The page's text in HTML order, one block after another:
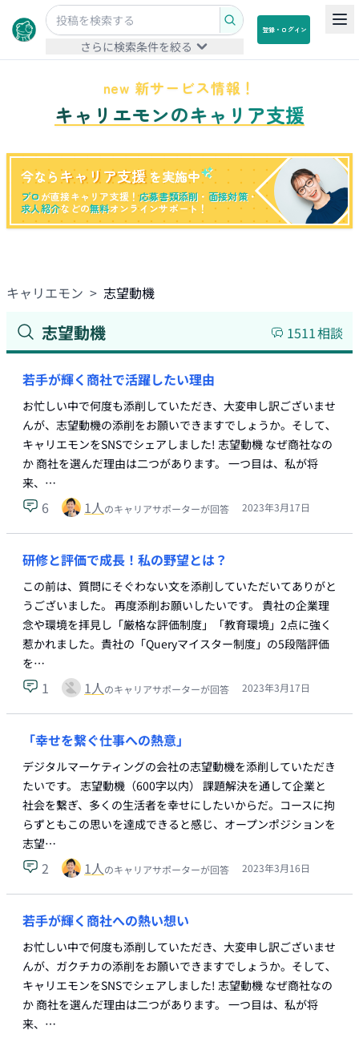
さらに検索条件を絞る
登録・ログイン
new 新サービス情報！
キャリエモンのキャリア支援
今なら キャリア支援 を実施中
プロが直接キャリア支援！応募書類添削 ・ 面接対策・
求人紹介などの無料オンラインサポート！
キャリエモン > 志望動機
志望動機 1511相談
若手が輝く商社で活躍したい理由
お忙しい中で何度も添削していただき、大変申し訳ございませ
んが、志望動機の添削をお願いできますでしょうか。そして､
キャリエモンをSNSでシェアしました! 志望動機 なぜ商社なの
か 商社を選んだ理由は二つがあります。 一つ目は、私が将
来、…
6 1人のキャリアサポーターが回答 2023年3月17日
研修と評価で成長！私の野望とは？
この前は、質問にそぐわない文を添削していただいてありがと
うございました。 再度添削お願いしたいです。 貴社の企業理
念や環境を拝見し「厳格な評価制度」「教育環境」2点に強く
惹かれました。貴社の「Queryマイスター制度」の5段階評価
を…
1 1人のキャリアサポーターが回答 2023年3月17日
「幸せを繋ぐ仕事への熱意」
デジタルマーケティングの会社の志望動機を添削していただき
たいです。 志望動機（600字以内） 課題解決を通して企業と
社会を繋ぎ、多くの生活者を幸せにしたいからだ。コースに拘
らずともこの思いを達成できると感じ、オープンポジションを
志望…
2 1人のキャリアサポーターが回答 2023年3月16日
若手が輝く商社への熱い想い
お忙しい中で何度も添削していただき、大変申し訳ございませ
んが、ガクチカの添削をお願いできますでしょうか。そして､
キャリエモンをSNSでシェアしました! 志望動機 なぜ商社なの
か 商社を選んだ理由は二つがあります。 一つ目は、私が将
来、…